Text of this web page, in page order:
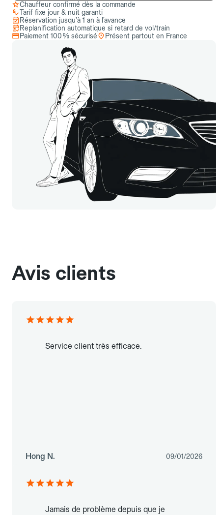
Chauffeur confirmé dès la commande
Tarif fixe jour & nuit garanti
Réservation jusqu’à 1 an à l’avance
Replanification automatique si retard de vol/train
Paiement 100 % sécurisé
Présent partout en France
Avis clients
Service client très efficace.
Hong N. 09/01/2026
Jamais de problème depuis que je